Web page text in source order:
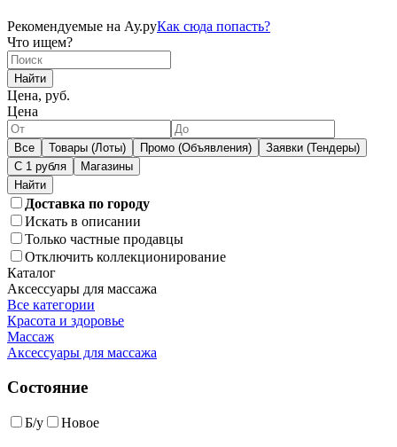
Рекомендуемые на Ау.руКак сюда попасть?
Что ищем?
Найти
Цена, руб.
Цена
Все Товары (Лоты) Промо (Объявления)
Заявки (Тендеры)
С 1 рубля
Магазины
Доставка по городу
Искать в описании
Только частные продавцы
Отключить коллекционирование
Каталог
Аксессуары для массажа
Все категории
Красота и здоровье
Массаж
Аксессуары для массажа
Состояние
Б/у Новое